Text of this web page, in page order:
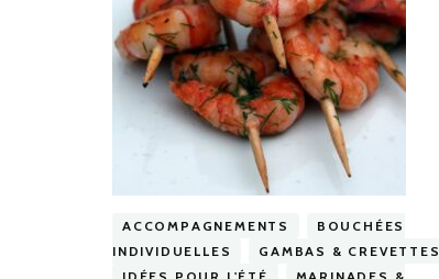
ACCOMPAGNEMENTS
BOUCHÉES
INDIVIDUELLES
GAMBAS & CREVETTES